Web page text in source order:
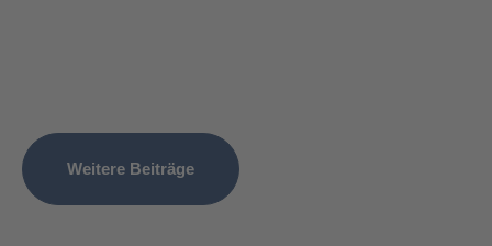
Weitere Beiträge